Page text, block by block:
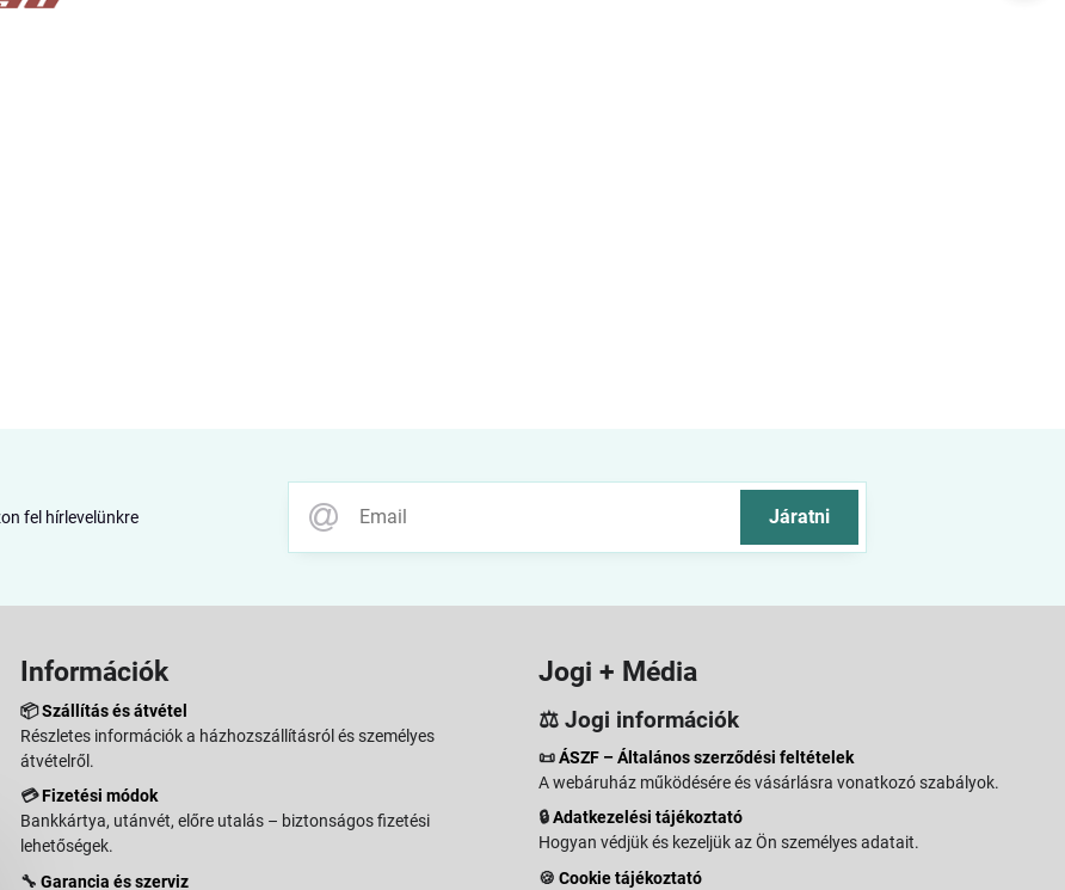
Járatni
fel hírlevelünkre
Információk
📦Szállítás és átvétel
Részletes információk a házhozszállításról és személyes
átvételről.
💳Fizetési módok
Bankkártya, utánvét, előre utalás – biztonságos fizetési
lehetőségek.
🔧 Garancia és szerviz
Jogi + Média
⚖️ Jogi információk
📜ÁSZF – Általános szerződési feltételek
A webáruház működésére és vásárlásra vonatkozó szabályok.
🔒Adatkezelési tájékoztató
Hogyan védjük és kezeljük az Ön személyes adatait.
🍪Cookie tájékoztató